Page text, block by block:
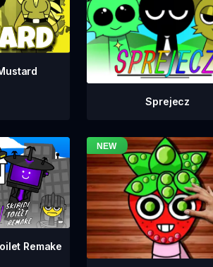
Sprejecz
Remake